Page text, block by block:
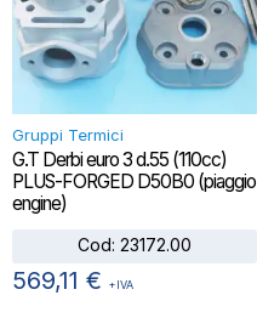
Gruppi Termici
G.T Derbi euro 3 d.55 (110cc)
PLUS-FORGED D50B0 (piaggio
engine)
Cod: 23172.00
569,11 € +IVA